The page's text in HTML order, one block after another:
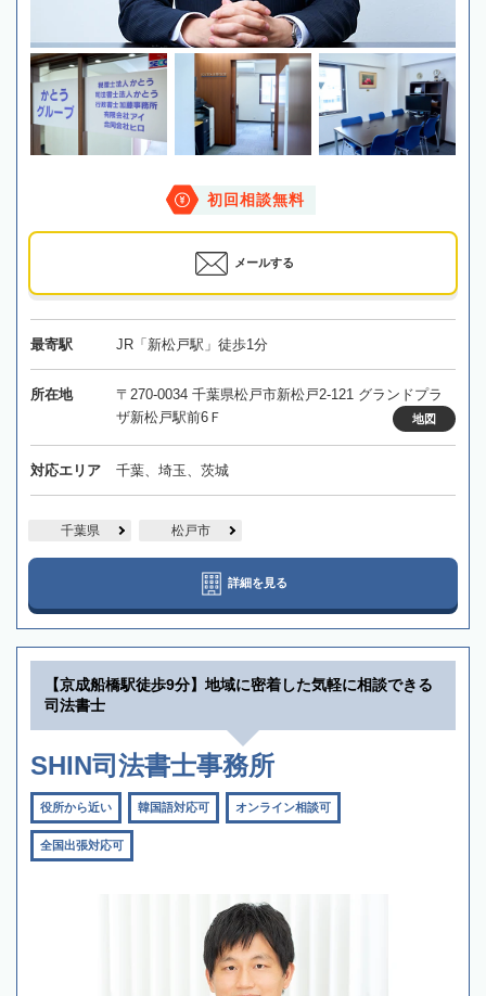
初回相談無料
メールする
最寄駅 JR「新松戸駅」徒歩1分
所在地
〒270-0034 千葉県松戸市新松戸2-121 グランドプラ
ザ新松戸駅前6Ｆ
地図
対応エリア 千葉、埼玉、茨城
千葉県 松戸市
詳細を見る
【京成船橋駅徒歩9分】地域に密着した気軽に相談できる
司法書士
SHIN司法書士事務所
役所から近い 韓国語対応可 オンライン相談可
全国出張対応可